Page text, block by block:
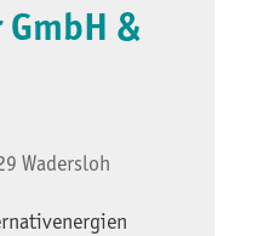
&
Wadersloh